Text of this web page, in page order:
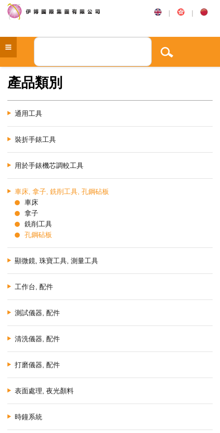
| |
產品類別
通用工具
裝折手錶工具
用於手錶機芯調較工具
車床, 拿子, 銑削工具, 孔鋼砧板
車床
拿子
銑削工具
孔鋼砧板
顯微鏡, 珠寶工具, 測量工具
工作台, 配件
測試儀器, 配件
清洗儀器, 配件
打磨儀器, 配件
表面處理, 夜光顏料
時鐘系統